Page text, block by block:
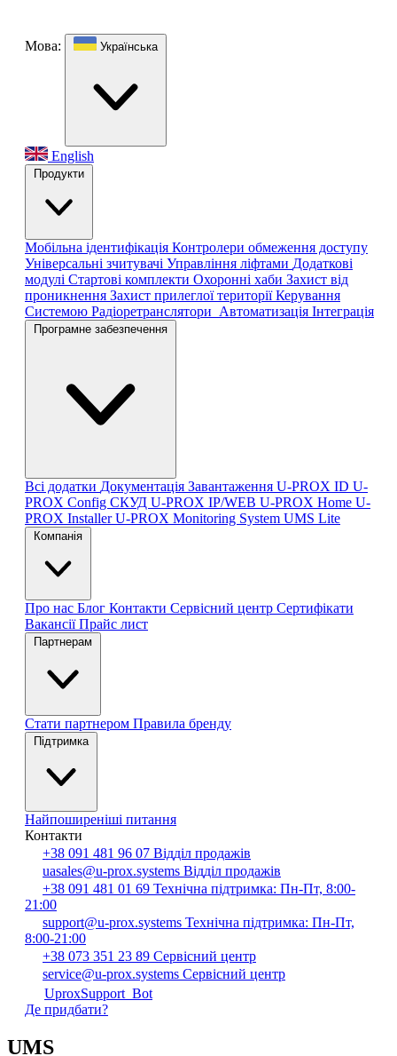
Мова: Українська
English
Продукти
Мобільна ідентифікація Контролери обмеження доступу
Універсальні зчитувачі Управління ліфтами Додаткові
модулі Стартові комплекти Охоронні хаби Захист від
проникнення Захист прилеглої територіїКерування
Системою Радіоретранслятори Автоматизація Інтеграція
Програмне забезпечення
Всі додатки Документація Завантаження U-PROX ID U-
PROX Config СКУД U-PROX IP/WEB U-PROX Home U-
PROX InstallerU-PROX Monitoring System UMS Lite
Компанія
Про нас Блог Контакти Сервісний центр Сертифікати
ВакансіїПрайс лист
Партнерам
Стати партнером Правила бренду
Підтримка
Найпоширеніші питання
Контакти
+38 091 481 96 07 Відділ продажів
uasales@u-prox.systems Відділ продажів
+38 091 481 01 69 Технічна підтримка: Пн-Пт, 8:00-
21:00
support@u-prox.systems Технічна підтримка: Пн-Пт,
8:00-21:00
+38 073 351 23 89 Сервісний центр
service@u-prox.systems Сервісний центр
UproxSupport_Bot
Де придбати?
UMS